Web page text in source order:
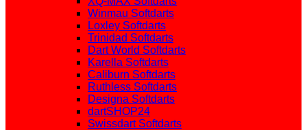
Winmau Softdarts
Loxley Softdarts
Trinidad Softdarts
Dart World Softdarts
Karella Softdarts
Caliburn Softdarts
Ruthless Softdarts
Designa Softdarts
dartSHOP24
Swissdart Softdarts